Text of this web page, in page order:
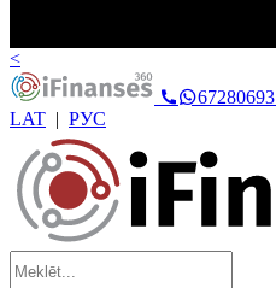
<
67280693
LAT | РУС